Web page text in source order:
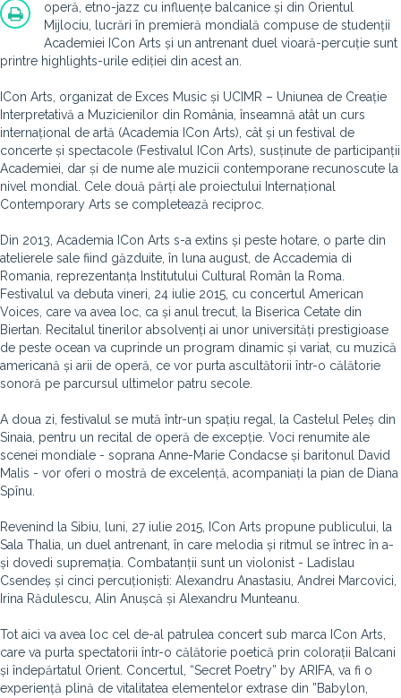
operă, etno-jazz cu influențe balcanice și din Orientul
Mijlociu, lucrări în premieră mondială compuse de studenții
Academiei ICon Arts și un antrenant duel vioară-percuție sunt
printre highlights-urile ediției din acest an.
ICon Arts, organizat de Exces Music și UCIMR – Uniunea de Creație
Interpretativă a Muzicienilor din România, înseamnă atât un curs
internațional de artă (Academia ICon Arts), cât și un festival de
concerte și spectacole (Festivalul ICon Arts), susținute de participanții
Academiei, dar și de nume ale muzicii contemporane recunoscute la
nivel mondial. Cele două părți ale proiectului Internațional
Contemporary Arts se completează reciproc.
Din 2013, Academia ICon Arts s-a extins și peste hotare, o parte din
atelierele sale fiind găzduite, în luna august, de Accademia di
Romania, reprezentanța Institutului Cultural Român la Roma.
Festivalul va debuta vineri, 24 iulie 2015, cu concertul American
Voices, care va avea loc, ca și anul trecut, la Biserica Cetate din
Biertan. Recitalul tinerilor absolvenți ai unor universități prestigioase
de peste ocean va cuprinde un program dinamic și variat, cu muzică
americană și arii de operă, ce vor purta ascultătorii într-o călătorie
sonoră pe parcursul ultimelor patru secole.
A doua zi, festivalul se mută într-un spațiu regal, la Castelul Peleș din
Sinaia, pentru un recital de operă de excepție. Voci renumite ale
scenei mondiale - soprana Anne-Marie Condacse și baritonul David
Malis - vor oferi o mostră de excelență, acompaniați la pian de Diana
Spînu.
Revenind la Sibiu, luni, 27 iulie 2015, ICon Arts propune publicului, la
Sala Thalia, un duel antrenant, în care melodia și ritmul se întrec în a-
și dovedi supremația. Combatanții sunt un violonist - Ladislau
Csendeș și cinci percuționiști: Alexandru Anastasiu, Andrei Marcovici,
Irina Rădulescu, Alin Anușcă și Alexandru Munteanu.
Tot aici va avea loc cel de-al patrulea concert sub marca ICon Arts,
care va purta spectatorii într-o călătorie poetică prin colorații Balcani
și îndepărtatul Orient. Concertul, “Secret Poetry” by ARIFA, va fi o
experiență plină de vitalitatea elementelor extrase din ”Babylon,